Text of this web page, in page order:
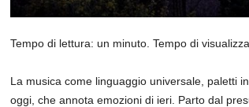
Tempo di lettura: un minuto. Tempo di
La musica come linguaggio universale, paletti
oggi, che annota emozioni di ieri. Parto dal